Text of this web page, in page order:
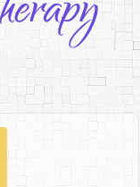

次へ

検索